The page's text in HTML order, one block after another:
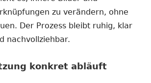
zu verändern, ohne
Der Prozess bleibt ruhig, klar
nachvollziehbar.
konkret abläuft